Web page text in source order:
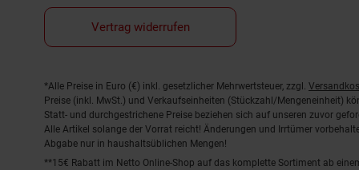
Vertrag widerrufen
Fußnoten
*Alle Preise in Euro (€) inkl. gesetzlicher Mehrwertsteuer, zzgl.
Preise (inkl. MwSt.) und Verkaufseinheiten (Stückzahl/Mengeneinheit)
Statt- und durchgestrichene Preise beziehen sich auf unseren zuvor
Alle Artikel solange der Vorrat reicht! Änderungen und Irrtümer
Abgabe nur in haushaltsüblichen Mengen!
**15€ Rabatt im Netto Online-Shop auf das komplette Sortiment ab